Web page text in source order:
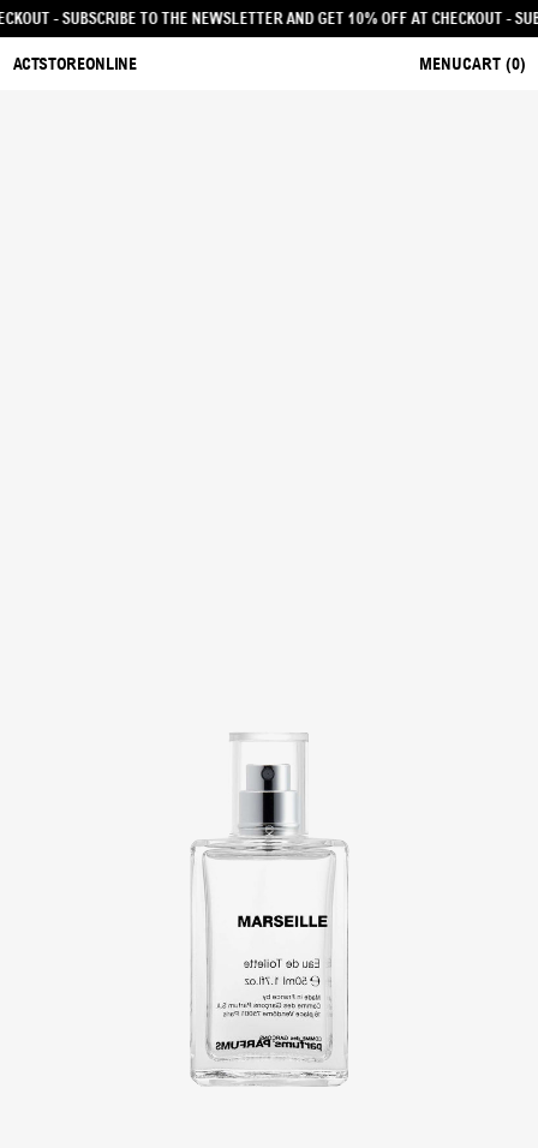
CHECKOUT - SUBSCRIBE TO THE NEWSLETTER AND GET 10% OFF AT
ACTSTOREONLINE MENUCART (0)